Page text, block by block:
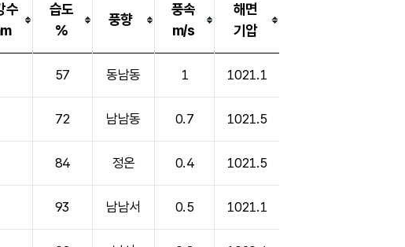
수
습도
%
풍향
풍속
m/s
해면
기압
57 동남동 1 1021.1
72 남남동 0.7 1021.5
84 정온 0.4 1021.5
93 남남서 0.5 1021.1